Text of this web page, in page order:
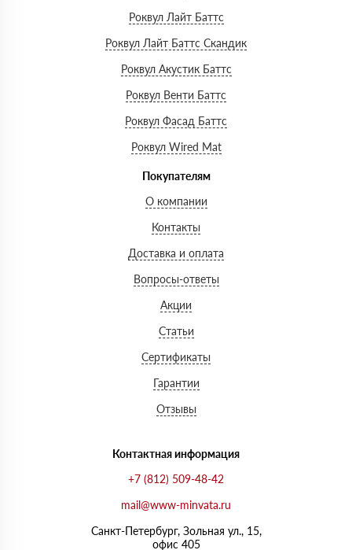
Роквул Лайт Баттс
Роквул Лайт Баттс Скандик
Роквул Акустик Баттс
Роквул Венти Баттс
Роквул Фасад Баттс
Роквул Wired Mat
Покупателям
О компании
Контакты
Доставка и оплата
Вопросы-ответы
Акции
Статьи
Сертификаты
Гарантии
Отзывы
Контактная информация
+7 (812) 509-48-42
mail@www-minvata.ru
Санкт-Петербург, Зольная ул., 15,
офис 405